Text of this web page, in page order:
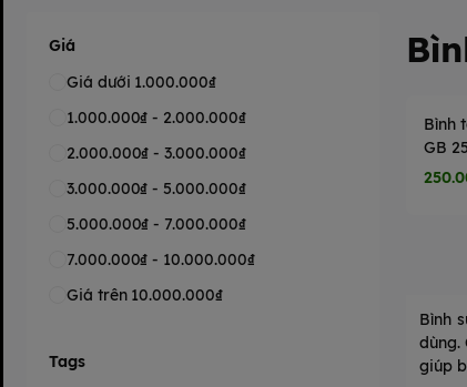
Giá
Giá dưới 1.000.000₫
1.000.000₫ - 2.000.000₫
2.000.000₫ - 3.000.000₫
3.000.000₫ - 5.000.000₫
5.000.000₫ - 7.000.000₫
7.000.000₫ - 10.000.000₫
Giá trên 10.000.000₫
Tags
Bình
GB
Bình
dùng.
giúp